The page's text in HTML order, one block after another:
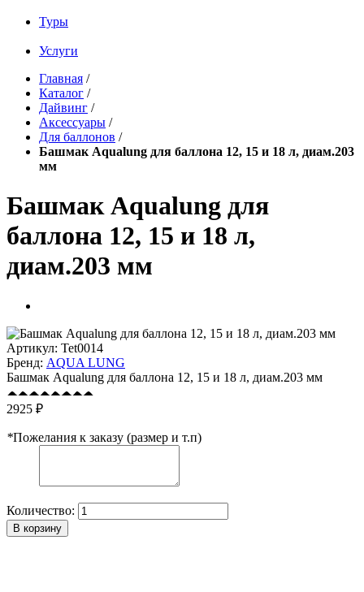
Туры
Услуги
Главная /
Каталог /
Дайвинг /
Аксессуары /
Для баллонов /
Башмак Aqualung для баллона 12, 15 и 18 л, диам.203
мм
Башмак Aqualung для
баллона 12, 15 и 18 л,
диам.203 мм
Артикул: Tet0014
Бренд: AQUA LUNG
Башмак Aqualung для баллона 12, 15 и 18 л, диам.203 мм
2925 ₽
*Пожелания к заказу (размер и т.п)
Количество:
В корзину